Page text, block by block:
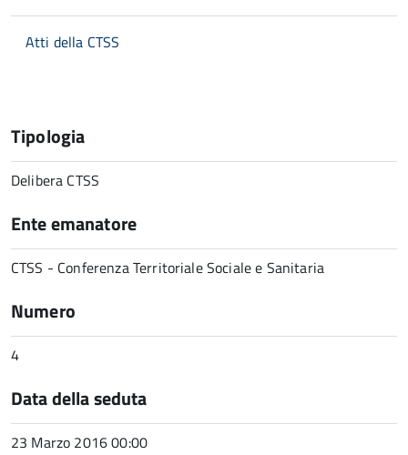
Atti della CTSS
Tipologia
Delibera CTSS
Ente emanatore
CTSS - Conferenza Territoriale Sociale e Sanitaria
Numero
4
Data della seduta
23 Marzo 2016 00:00